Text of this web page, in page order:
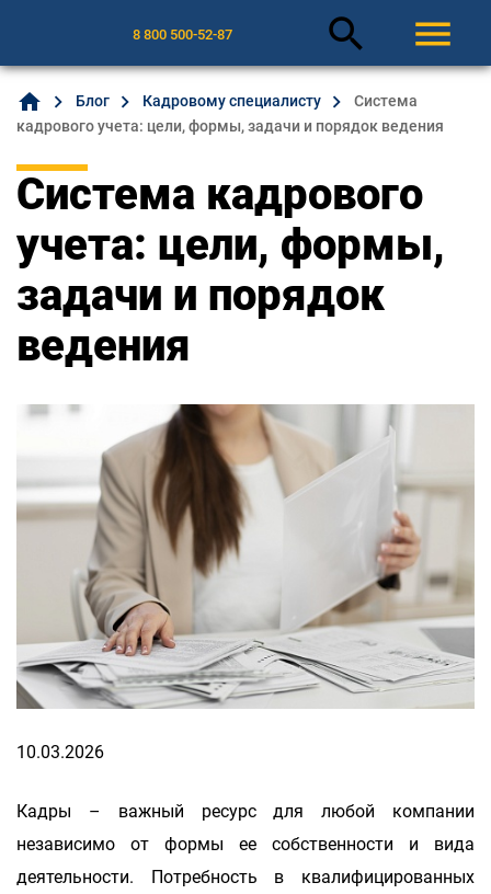
8 800 500-52-87 search menu
home Блог Кадровому специалисту
Система
кадрового учета: цели, формы, задачи и порядок ведения
Система кадрового
учета: цели, формы,
задачи и порядок
ведения
10.03.2026
Кадры – важный ресурс для любой компании
независимо от формы ее собственности и вида
деятельности. Потребность в квалифицированных